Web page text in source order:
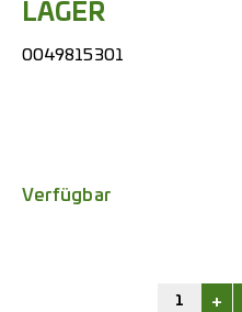
LAGER
0049815301
Verfügbar
+